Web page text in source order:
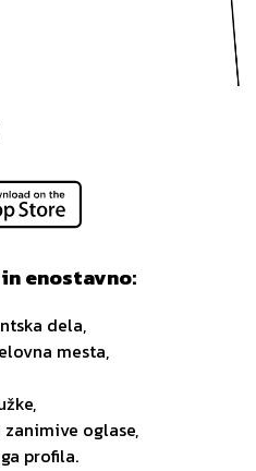
enostavno:
dela,
mesta,
zanimive oglase,
profila.